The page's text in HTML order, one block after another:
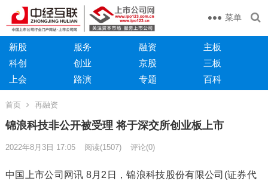
菜单
新股 服务 融资
主板
科创
创业 京股
三板
上会
路演 专题 百科
首页 再融资
锦浪科技非公开被受理 将于深交所创业板上市
2022年8月3日 17:05 阅读(1507) 评论(0)
中国上市公司网讯 8月2日，锦浪科技股份有限公司(证券代